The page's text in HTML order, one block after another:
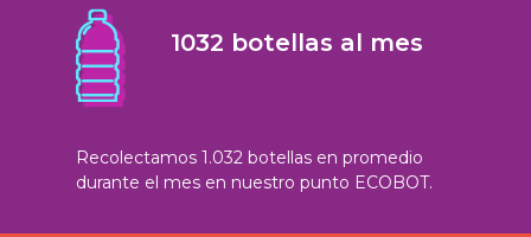
1032 botellas al mes
Recolectamos 1.032 botellas en promedio
durante el mes en nuestro punto ECOBOT.